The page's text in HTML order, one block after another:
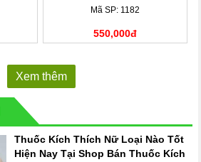
Mã SP: 1182
550,000đ
Xem thêm
Thuốc Kích Thích Nữ Loại Nào Tốt
Hiện Nay Tại Shop Bán Thuốc Kích